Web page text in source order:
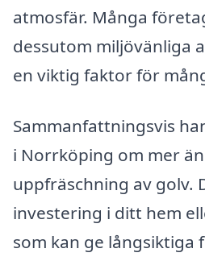
atmosfär. Många
dessutom miljövänliga
en viktig faktor för
Sammanfattningsvis
i Norrköping om mer
uppfräschning av golv.
investering i ditt hem
som kan ge långsiktiga